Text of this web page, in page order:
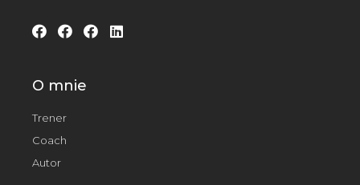
O mnie
Trener
Coach
Autor